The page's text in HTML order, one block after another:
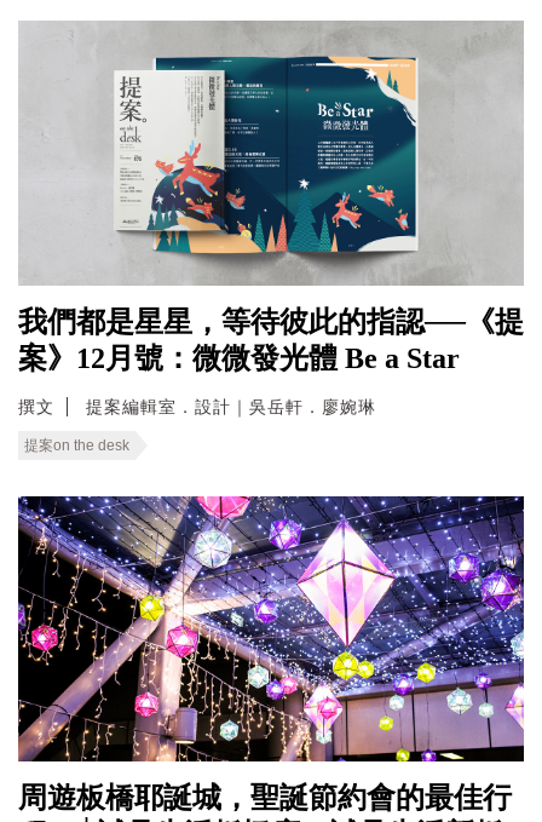
我們都是星星，等待彼此的指認──《提
案》12月號：微微發光體 Be a Star
撰文 提案編輯室．設計｜吳岳軒．廖婉琳
提案on the desk
周遊板橋耶誕城，聖誕節約會的最佳行